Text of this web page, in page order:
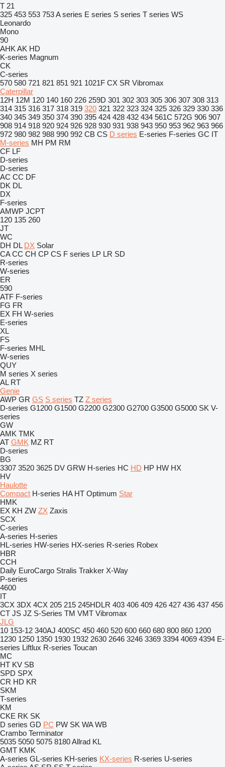
T 21
325 453 553 753A series E series S series T series WS
Leonardo
Mono
90
AHK AK HD
K-series Magnum
CK
C-series
570 580 721 821 851 921 1021F CX SR Vibromax
Caterpillar
12H 12M 120 140 160 226 259D 301 302 303 305 306 307 308 313
314 315 316 317 318 319 320 321 322 323 324 325 326 329 330 336
340 345 349 350 374 390 395 424 428 432 434 561C 572G 906 907
908 914 918 920 924 926 928 930 931 938 943 950 953 962 963 966
972 980 982 988 990 992 CB CS D series E-series F-series GC IT
M-series MH PM RM
CF LF
D-series
D-series
AC CC DF
DK DL
DX
F-series
AMWP JCPT
120 135 260
JT
WC
DH DL DX Solar
CA CC CH CP CS F series LP LR SD
R-series
W-series
ER
590
ATF F-series
FG FR
EX FH W-series
E-series
XL
FS
F-series MHL
W-series
QUY
M series X series
AL RT
Genie
AWP GR GS S series TZ Z series
D-series G1200 G1500 G2200 G2300 G2700 G3500 G5000 SK V-
series
GW
AMK TMK
AT GMK MZ RT
D-series
BG
3307 3520 3625 DV GRW H-series HC HD HP HW HX
HV
Haulotte
Compact H-series HA HT Optimum Star
HMK
EX KH ZW ZX Zaxis
SCX
C-series
A-series H-series
HL-series HW-series HX-series R-series Robex
HBR
CCH
Daily EuroCargo Stralis Trakker X-Way
P-series
4600
IT
3CX 3DX 4CX 205 215 245HDLR 403 406 409 426 427 436 437 456
CT JS JZ S-Series TM VMT Vibromax
JLG
10 153-12 340AJ 400SC 450 460 520 600 660 680 800 860 1200
1230 1250 1350 1930 1932 2630 2646 3246 3369 3394 4069 4394 E-
series Liftlux R-series Toucan
MC
HT KV SB
SPD SPX
CR HD KR
SKM
T-series
KM
CKE RK SK
D series GD PC PW SK WA WB
Crambo Terminator
5035 5050 5075 8180Allrad KL
GMT KMK
A-series GL-series KH-series KX-series R-series U-series